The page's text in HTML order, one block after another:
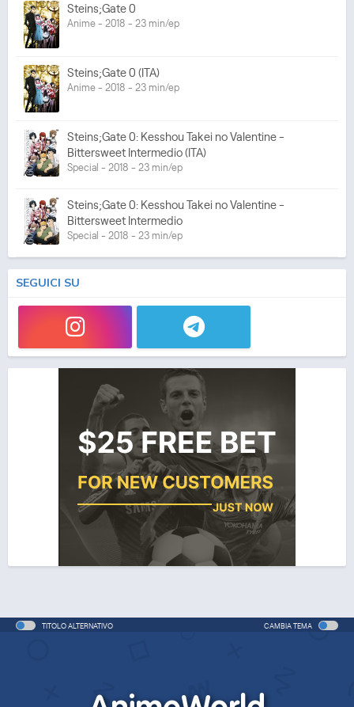
Steins;Gate 0
Anime - 2018 - 23 min/ep
Steins;Gate 0 (ITA)
Anime - 2018 - 23 min/ep
Steins;Gate 0: Kesshou Takei no Valentine -
Bittersweet Intermedio (ITA)
Special - 2018 - 23 min/ep
Steins;Gate 0: Kesshou Takei no Valentine -
Bittersweet Intermedio
Special - 2018 - 23 min/ep
SEGUICI SU
TITOLO ALTERNATIVO CAMBIA TEMA